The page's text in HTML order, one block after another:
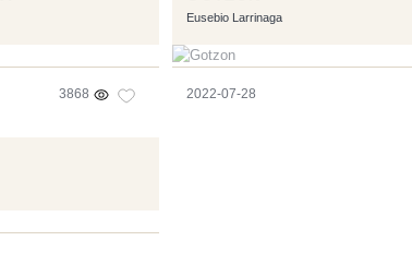
3868
Eusebio Larrinaga
2022-07-28